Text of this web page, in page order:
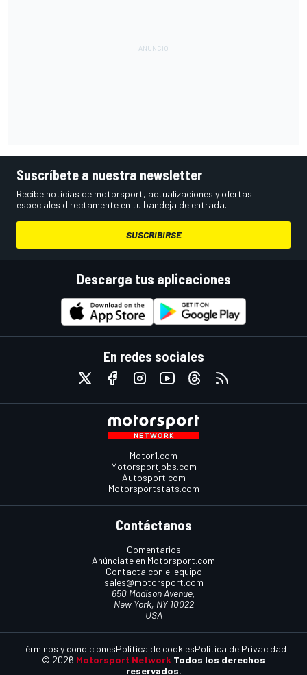
Suscríbete a nuestra newsletter
Recibe noticias de motorsport, actualizaciones y ofertas
especiales directamente en tu bandeja de entrada.
SUSCRIBIRSE
Descarga tus aplicaciones
En redes sociales
Motor1.com
Motorsportjobs.com
Autosport.com
Motorsportstats.com
Contáctanos
Comentarios
Anúnciate en Motorsport.com
Contacta con el equipo
sales@motorsport.com
650 Madison Avenue,
New York, NY 10022
USA
© 2026 Motorsport Network Todos los derechos
reservados.
Términos y condicionesPolítica de cookiesPolítica de Privacidad